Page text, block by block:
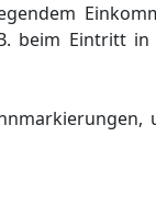
beim Eintritt